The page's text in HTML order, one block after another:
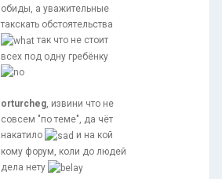
обиды, а уважительные
такскать обстоятельства
так что не стоит
всех под одну гребёнку
orturcheg, извини что не
совсем "по теме", да чёт
накатило
и на кой
кому форум, коли до людей
дела нету